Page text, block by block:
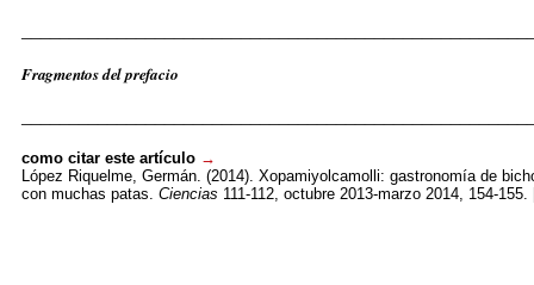
Fragmentos del prefacio
como citar este artículo →
López Riquelme, Germán. (2014). Xopamiyolcamolli: gastronomía de
con muchas patas. Ciencias 111-112, octubre 2013-marzo 2014, 154-